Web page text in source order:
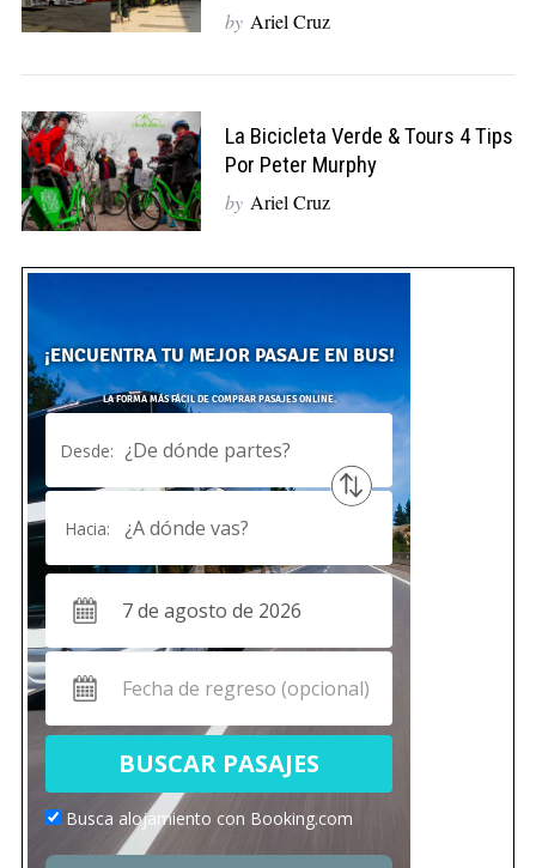
by Ariel Cruz
La Bicicleta Verde & Tours 4 Tips
Por Peter Murphy
by Ariel Cruz